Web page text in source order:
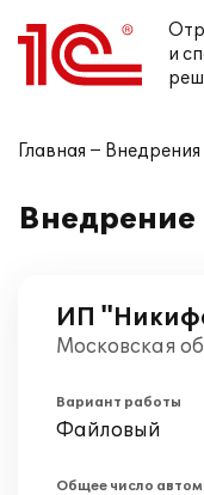
и
Главная Внедрения
ИП
Московская
Вариант работы
Файловый
Общее число